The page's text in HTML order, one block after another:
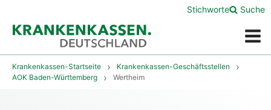
Menü
Stichworte Suche
Krankenkassen-Startseite
Krankenkassen-Geschäftsstellen
AOK Baden-Württemberg
Wertheim